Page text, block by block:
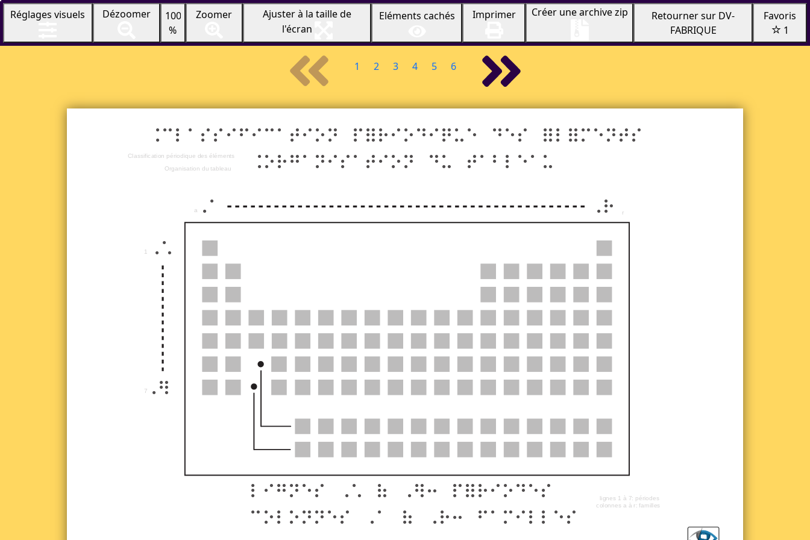
Dézoomer
100
%
Ajuster à la taille de
l'écran
Imprimer Créer une archive zip
Retourner sur DV-
FABRIQUE
Favoris
1
1 2 3 4 5 6
lignes ¤1 à ¤7: périodes
colonnes ¤a à ¤r: familles
lignes 1 à 7: périodes
colonnes a à r: familles
$classification périodique des éléments
$organisation du tableau
Classification périodique des éléments
Organisation du tableau
¤a
a ¤r r
¤1
1
7¤7